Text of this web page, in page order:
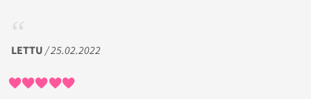
LETTU / 25.02.2022